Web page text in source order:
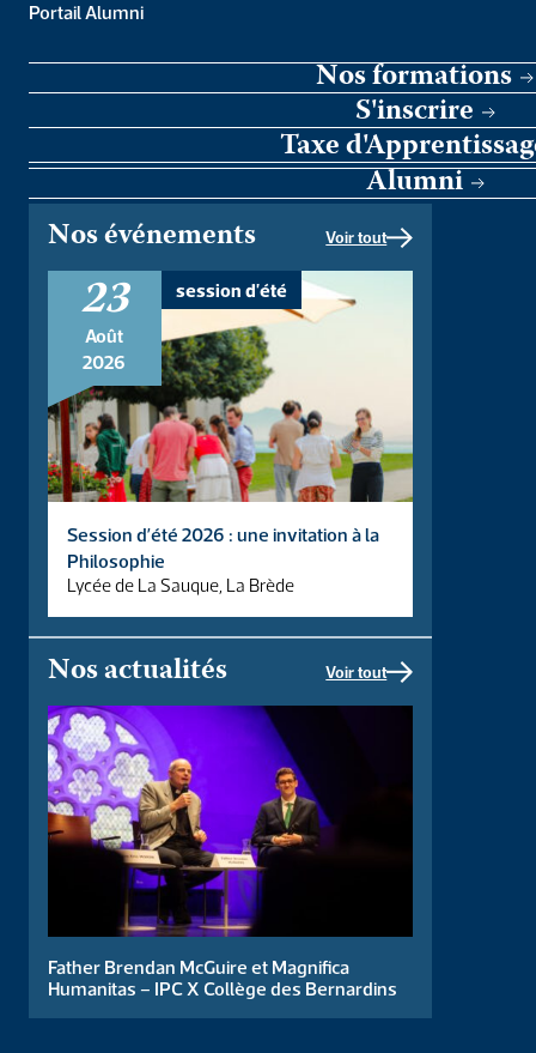
Portail Alumni
Nos formations
S'inscrire
Taxe
Alumni
Nos événements
Voir tout
23
Août
2026
session d'été
Session d’été 2026 : une invitation à la
Philosophie
Lycée de La Sauque, La Brède
Nos actualités Voir tout
Father Brendan McGuire et Magnifica
Humanitas – IPC X Collège des Bernardins
Lycée Stanislas
Ouverture d’une Prépa médecine en septembre
2017
VOIR LA PRÉPA
Apprentis d’Auteuil
DE Orientation et Préformation à l’Enseignement
Supérieur (label PaRéO)
VOIR LA PRÉFO
Institut Catholique de Toulouse
Convention Master en Philosophie
VOIR LE SITE